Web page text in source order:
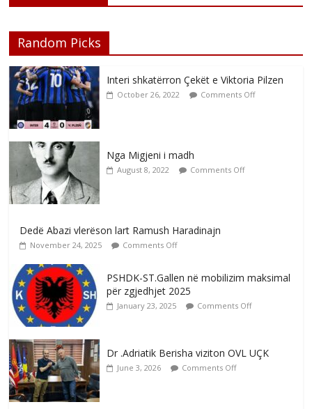
Random Picks
Interi shkatërron Çekët e Viktoria Pilzen
October 26, 2022 Comments Off
Nga Migjeni i madh
August 8, 2022 Comments Off
Dedë Abazi vlerëson lart Ramush Haradinajn
November 24, 2025 Comments Off
PSHDK-ST.Gallen në mobilizim maksimal
për zgjedhjet 2025
January 23, 2025 Comments Off
Dr .Adriatik Berisha viziton OVL UÇK
June 3, 2026 Comments Off